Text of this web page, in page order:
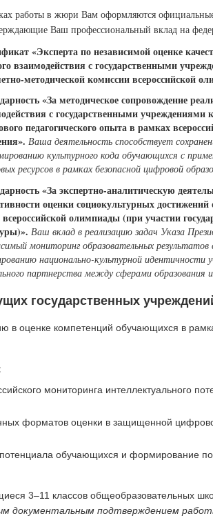
работы в жюри Вам оформляются
Ваш профессиональный вклад на
«Эксперта по независимой оценке
взаимодействия с государственными
методической комиссии всероссийской
«За методическое сопровождение
с государственными учреждениями
педагогического опыта в рамках
Ваша деятельность способствует
культурного кода обучающихся с
ресурсов в рамках безопасной цифровой
«За экспертно-аналитическую
оценки социокультурных
олимпиады (при участии
Ваш вклад в реализацию задач Указа
мониторинг образовательных результатов
национально-культурной идентичности
партнерства между сферами образования
государственных
в оценке компетенций обучающихся в
мониторинга интеллектуального
форматов оценки в защищенной
потенциала обучающихся и формирование
3–11 классов общеобразовательных
документальным подтверждением